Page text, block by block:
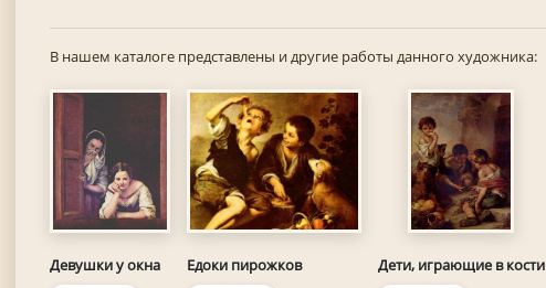
В нашем каталоге представлены и другие работы данного художника:
Девушки у окна Едоки пирожков Дети, играющие в кости